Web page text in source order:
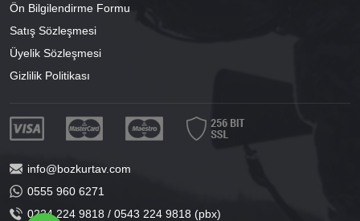
Ön Bilgilendirme Formu
Satış Sözleşmesi
Üyelik Sözleşmesi
Gizlilik Politikası
info@bozkurtav.com
0555 960 6271
0224 224 9818 / 0543 224 9818 (pbx)